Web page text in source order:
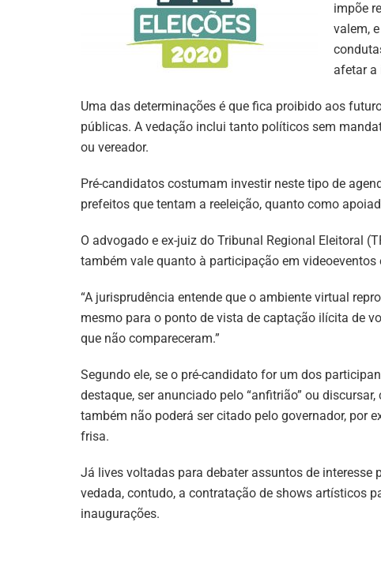
impõe
valem,
afetar a
Uma das determinações é que fica proibido aos
públicas. A vedação inclui tanto políticos sem
ou vereador.
Pré-candidatos costumam investir neste tipo de
prefeitos que tentam a reeleição, quanto como
O advogado e ex-juiz do Tribunal Regional Eleitoral
também vale quanto à participação em
“A jurisprudência entende que o ambiente virtual
mesmo para o ponto de vista de captação ilícita de
que não compareceram.”
Segundo ele, se o pré-candidato for um dos
destaque, ser anunciado pelo “anfitrião” ou
também não poderá ser citado pelo governador, por
frisa.
Já lives voltadas para debater assuntos de interesse
vedada, contudo, a contratação de shows artísticos
inaugurações.